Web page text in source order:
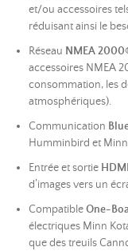
et/ou accessoires
réduisant ainsi le
Réseau NMEA
accessoires NMEA
consommation, les
atmosphériques).
Communication
Humminbird et
Entrée et sortie HDMI
d’images vers un
CompatibleOne-
électriques Minn
que des treuils